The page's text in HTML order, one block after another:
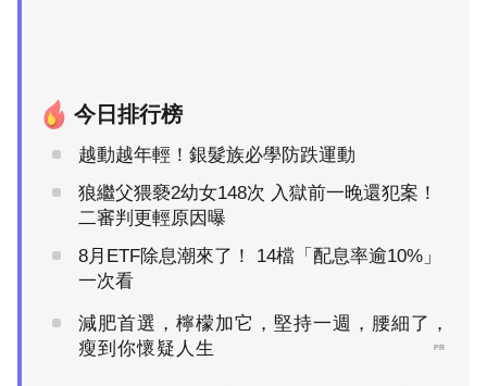
今日排行榜
越動越年輕！銀髮族必學防跌運動
狼繼父猥褻2幼女148次 入獄前一晚還犯案！
二審判更輕原因曝
8月ETF除息潮來了！ 14檔「配息率逾10%」
一次看
減肥首選，檸檬加它，堅持一週，腰細了，
瘦到你懷疑人生
PR